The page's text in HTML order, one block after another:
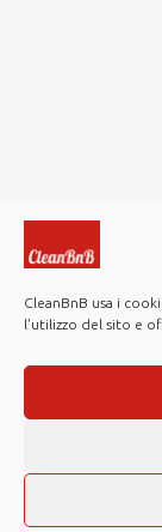
CleanBnB usa i
l'utilizzo del sito e